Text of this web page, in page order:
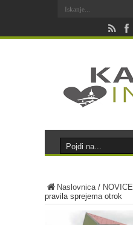
Naslovnica/ NOVICE
pravila sprejema otrok